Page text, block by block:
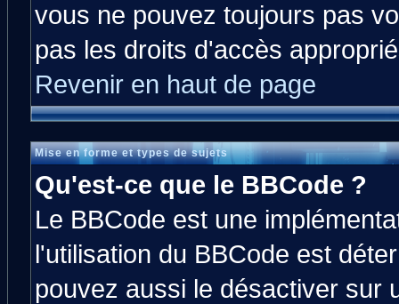
vous ne pouvez toujours pas
pas les droits d'accès
Revenir en haut de page
Mise en forme et types de sujets
Qu'est-ce que le BBCode ?
Le BBCode est une
l'utilisation du BBCode est
pouvez aussi le désactiver sur